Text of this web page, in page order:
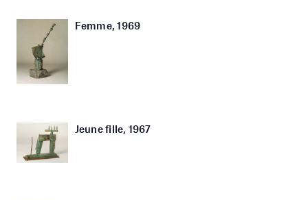
Femme, 1969
Jeune fille, 1967